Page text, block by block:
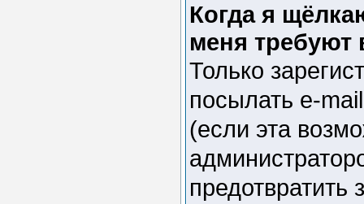
Когда я
меня требуют
Только
посылать e-
(если эта
предотвратить